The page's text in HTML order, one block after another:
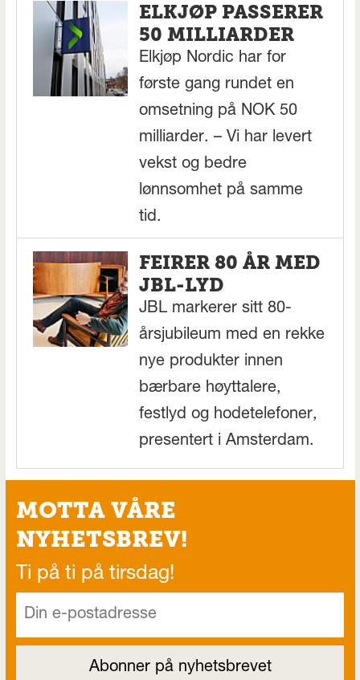
ELKJØP PASSERER
50 MILLIARDER
Elkjøp Nordic har for
første gang rundet en
omsetning på NOK 50
milliarder. – Vi har levert
vekst og bedre
lønnsomhet på samme
tid.
FEIRER 80 ÅR MED
JBL-LYD
JBL markerer sitt 80-
årsjubileum med en rekke
nye produkter innen
bærbare høyttalere,
festlyd og hodetelefoner,
presentert i Amsterdam.
MOTTA VÅRE
NYHETSBREV!
Ti på ti på tirsdag!